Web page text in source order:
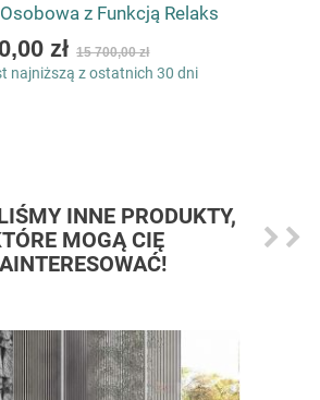
z Funkcją Relaks
zł 15 700,00 zł
najniższą z ostatnich 30 dni
INNE PRODUKTY,
MOGĄ CIĘ